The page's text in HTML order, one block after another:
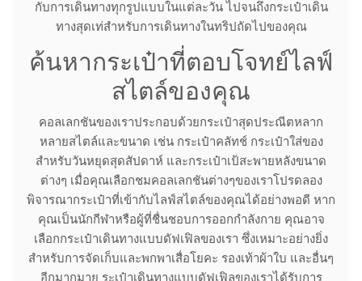
กับการเดินทางทุกรูปแบบในแต่ละวัน ไปจนถึงกระเป๋าเดิน
ทางสุดเท่สำหรับการเดินทางในทริปถัดไปของคุณ
ค้นหากระเป๋าที่ตอบโจทย์ไลฟ์
สไตล์ของคุณ
คอลเลกชันของเราประกอบด้วยกระเป๋าสุดประณีตหลาก
หลายสไตล์และขนาด เช่น กระเป๋าคลัทช์ กระเป๋าใส่ของ
สำหรับวันหยุดสุดสัปดาห์ และกระเป๋าเป้สะพายหลังขนาด
ต่างๆ เมื่อคุณเลือกชมคอลเลกชันต่างๆของเราโปรดลอง
พิจารณากระเป๋าที่เข้ากับไลฟ์สไตล์ของคุณได้อย่างพอดี หาก
คุณเป็นนักกีฬาหรือผู้ที่ชื่นชอบการออกกำลังกาย คุณอาจ
เลือกกระเป๋าเดินทางแบบดัฟเฟิลของเรา ซึ่งเหมาะอย่างยิ่ง
สำหรับการจัดเก็บและพกพาเสื่อโยคะ รองเท้าผ้าใบ และอื่นๆ
อีกมากมาย ระเป๋าเดินทางแบบดัฟเฟิลของเราได้รับการ